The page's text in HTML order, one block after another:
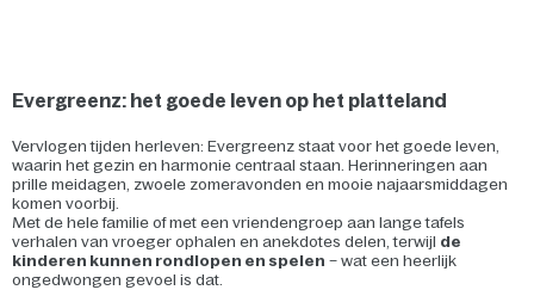
Evergreenz: het goede leven op het platteland
Vervlogen tijden herleven: Evergreenz staat voor het goede leven,
waarin het gezin en harmonie centraal staan. Herinneringen aan
prille meidagen, zwoele zomeravonden en mooie najaarsmiddagen
komen voorbij.
Met de hele familie of met een vriendengroep aan lange tafels
verhalen van vroeger ophalen en anekdotes delen, terwijl de
kinderen kunnen rondlopen en spelen – wat een heerlijk
ongedwongen gevoel is dat.